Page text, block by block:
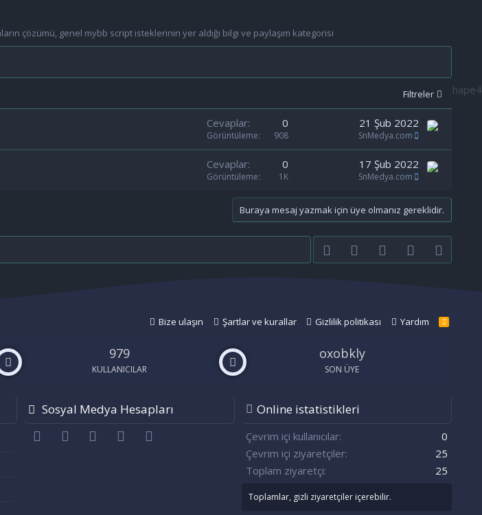
çözümü, genel mybb script isteklerinin yer aldığı bilgi ve paylaşım kategorisi
Filtreler
Cevaplar 0
Görüntüleme 908
21 Şub 2022
SnMedya.com
Cevaplar 0
Görüntüleme 1K
17 Şub 2022
SnMedya.com
Buraya mesaj yazmak için üye olmanız gereklidir.
FacebookTwitter youtubeBize ulaşın
Bize ulaşın Şartlar ve kurallar Gizlilik politikası Yardım
R
979
KULLANICILAR
oxobkly
SON ÜYE
Sosyal Medya Hesapları
FacebookTwitter youtubeBize ulaşın
Online istatistikleri
Çevrim içi kullanıcılar
0
Çevrim içi ziyaretçiler
25
Toplam ziyaretçi
25
Toplamlar, gizli ziyaretçiler içerebilir.